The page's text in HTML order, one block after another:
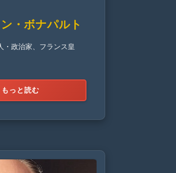
・ボナパルト
・政治家、フランス皇
もっと読む